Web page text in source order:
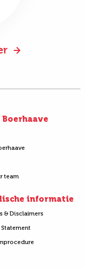
Boerhaave
team
informatie
& Disclaimers